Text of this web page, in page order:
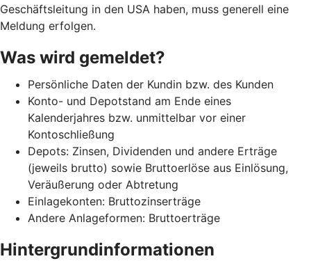
Geschäftsleitung in den USA haben, muss generell eine
Meldung erfolgen.
Was wird gemeldet?
Persönliche Daten der Kundin bzw. des Kunden
Konto- und Depotstand am Ende eines
Kalenderjahres bzw. unmittelbar vor einer
Kontoschließung
Depots: Zinsen, Dividenden und andere Erträge
(jeweils brutto) sowie Bruttoerlöse aus Einlösung,
Veräußerung oder Abtretung
Einlagekonten: Bruttozinserträge
Andere Anlageformen: Bruttoerträge
Hintergrundinformationen